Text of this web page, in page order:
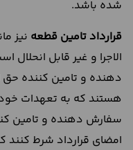
شده باشد.
قرارداد تامین قطعه نیز
الاجرا و غیر قابل
دهنده و تامین کننده حق
هستند که به تعهدات
سفارش دهنده و تامین
امضای قرارداد شرط